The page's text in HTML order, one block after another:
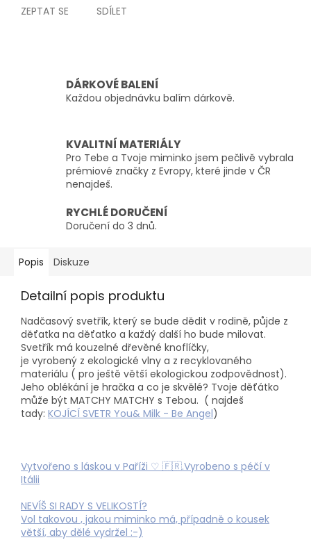
ZEPTAT SE SDÍLET
DÁRKOVÉ BALENÍ
Každou objednávku balím dárkově.
KVALITNÍ MATERIÁLY
Pro Tebe a Tvoje miminko jsem pečlivě vybrala
prémiové značky z Evropy, které jinde v ČR
nenajdeš.
RYCHLÉ DORUČENÍ
Doručení do 3 dnů.
Popis Diskuze
Detailní popis produktu
Nadčasový svetřík, který se bude dědit v rodině, půjde z
děťatka na děťatko a každý další ho bude milovat.
Svetřík má kouzelné dřevěné knoflíčky,
je vyrobený z ekologické vlny a z recyklovaného
materiálu ( pro ještě větší ekologickou zodpovědnost).
Jeho oblékání je hračka a co je skvělé? Tvoje děťátko
může být MATCHY MATCHY s Tebou. ( najdeš
tady: KOJÍCÍ SVETR You& Milk - Be Angel)
Vytvořeno s láskou v Paříži ♡ 🇫🇷.Vyrobeno s péčí v
Itálii
NEVÍŠ SI RADY S VELIKOSTÍ?
Vol takovou , jakou miminko má, případně o kousek
větší, aby dělé vydržel :-)